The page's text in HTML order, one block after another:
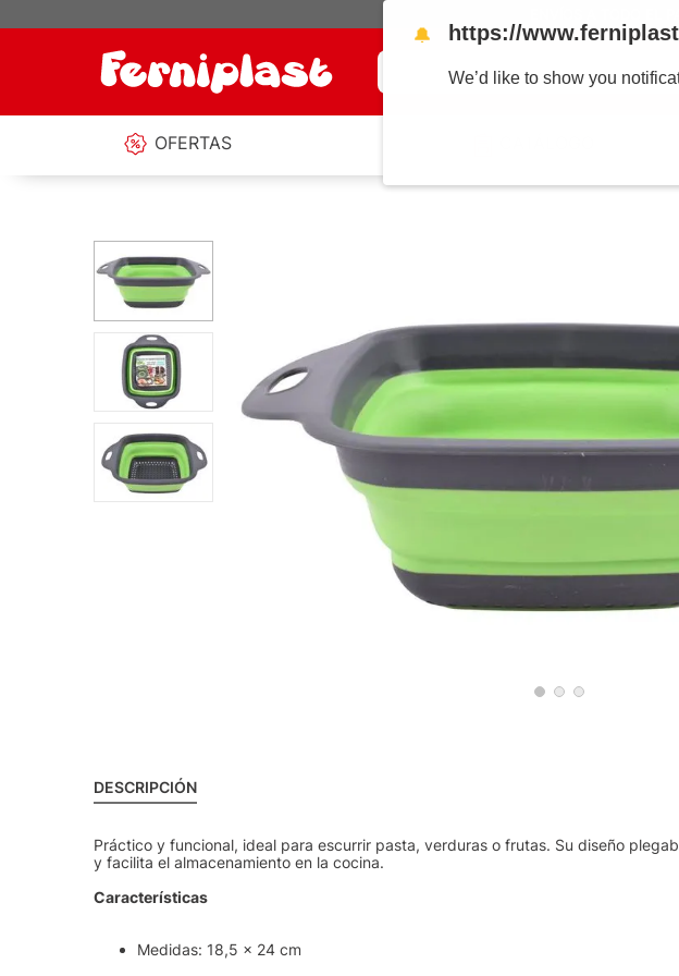
¿Qué estás buscando?
OFERTAS
DESCRIPCIÓN
Práctico y funcional, ideal para escurrir pasta, verduras o frutas. Su diseño
y facilita el almacenamiento en la cocina.
Características
Medidas: 18,5 x 24 cm
🔔 https://
We’d like to show you